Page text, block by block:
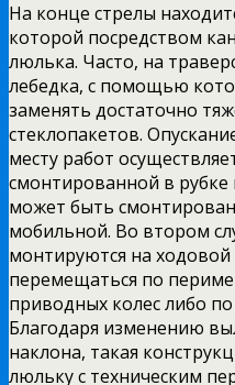
На конце стрелы
которой посредством
люлька. Часто, на
лебедка, с помощью
заменять достаточно
стеклопакетов.
месту работ
смонтированной в рубке
может быть
мобильной. Во втором
монтируются на
перемещаться по
приводных колес либо
Благодаря изменению
наклона, такая
люльку с техническим